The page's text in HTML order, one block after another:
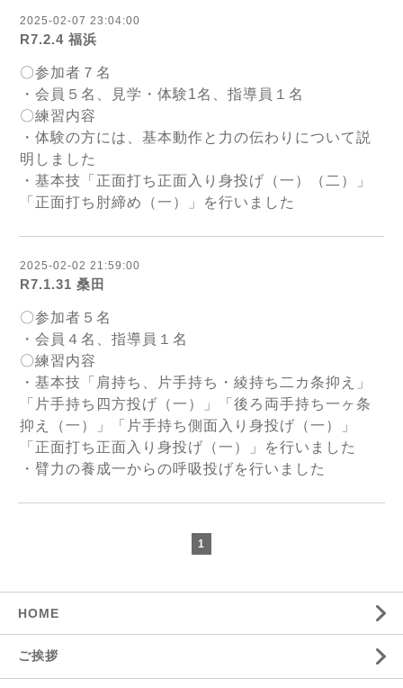
2025-02-07 23:04:00
R7.2.4 福浜
〇参加者７名
・会員５名、見学・体験1名、指導員１名
〇練習内容
・体験の方には、基本動作と力の伝わりについて説
明しました
・基本技「正面打ち正面入り身投げ（一）（二）」
「正面打ち肘締め（一）」を行いました
2025-02-02 21:59:00
R7.1.31 桑田
〇参加者５名
・会員４名、指導員１名
〇練習内容
・基本技「肩持ち、片手持ち・綾持ち二カ条抑え」
「片手持ち四方投げ（一）」「後ろ両手持ち一ヶ条
抑え（一）」「片手持ち側面入り身投げ（一）」
「正面打ち正面入り身投げ（一）」を行いました
・臂力の養成一からの呼吸投げを行いました
1
HOME
ご挨拶